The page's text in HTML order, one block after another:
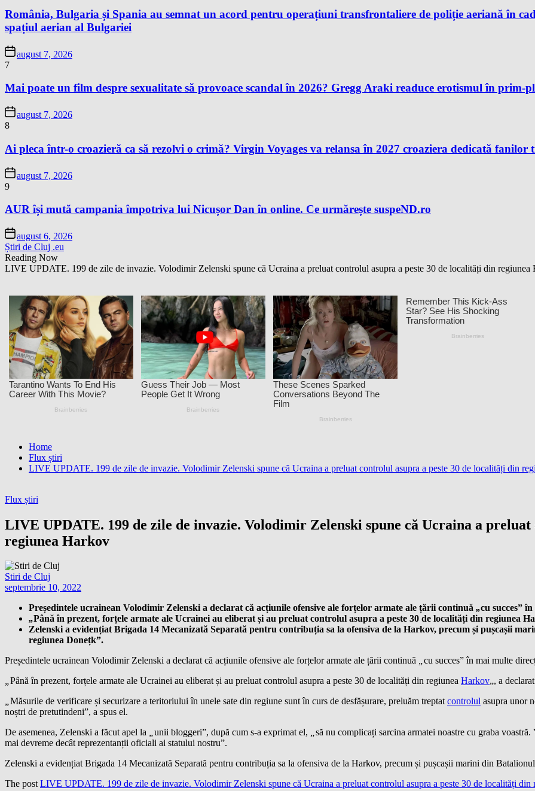
România, Bulgaria și Spania au semnat un acord pentru operațiuni transfrontaliere de poliție aeriană în
spațiul aerian al Bulgariei
august 7, 2026
7
Mai poate un film despre sexualitate să provoace scandal în 2026? Gregg Araki readuce erotismul în prim-
august 7, 2026
8
Ai pleca într-o croazieră ca să rezolvi o crimă? Virgin Voyages va relansa în 2027 croaziera dedicată fanilor
august 7, 2026
9
AUR își mută campania împotriva lui Nicușor Dan în online. Ce urmărește suspeND.ro
august 6, 2026
Știri de Cluj .eu
Reading Now
LIVE UPDATE. 199 de zile de invazie. Volodimir Zelenski spune că Ucraina a preluat controlul asupra a peste 30 de localități din regiunea
Home
Flux știri
LIVE UPDATE. 199 de zile de invazie. Volodimir Zelenski spune că Ucraina a preluat controlul asupra a peste 30 de localități din
Flux știri
LIVE UPDATE. 199 de zile de invazie. Volodimir Zelenski spune că Ucraina a
regiunea Harkov
Stiri de Cluj
septembrie 10, 2022
Președintele ucrainean Volodimir Zelenski a declarat că acțiunile ofensive ale forțelor armate ale țării continuă „cu succes”
„Până în prezent, forțele armate ale Ucrainei au eliberat și au preluat controlul asupra a peste 30 de localități din regiunea
Zelenski a evidențiat Brigada 14 Mecanizată Separată pentru contribuția sa la ofensiva de la Harkov, precum și pușcașii
regiunea Donețk”.
Președintele ucrainean Volodimir Zelenski a declarat că acțiunile ofensive ale forțelor armate ale țării continuă „cu succes” în mai multe
„Până în prezent, forțele armate ale Ucrainei au eliberat și au preluat controlul asupra a peste 30 de localități din regiunea Harkov„, a
„Măsurile de verificare și securizare a teritoriului în unele sate din regiune sunt în curs de desfășurare, preluăm treptatcontrolul asupra unor
noștri de pretutindeni”, a spus el.
De asemenea, Zelenski a făcut apel la „unii bloggeri”, după cum s-a exprimat el, „să nu complicați sarcina armatei noastre cu graba
mai devreme decât reprezentanții oficiali ai statului nostru”.
Zelenski a evidențiat Brigada 14 Mecanizată Separată pentru contribuția sa la ofensiva de la Harkov, precum și pușcașii marini din
The postLIVE UPDATE. 199 de zile de invazie. Volodimir Zelenski spune că Ucraina a preluat controlul asupra a peste 30 de localități din